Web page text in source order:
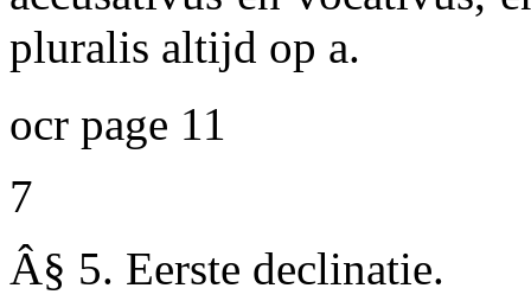
pluralis altijd op a.
ocr page 11
7
Â§ 5. Eerste declinatie.